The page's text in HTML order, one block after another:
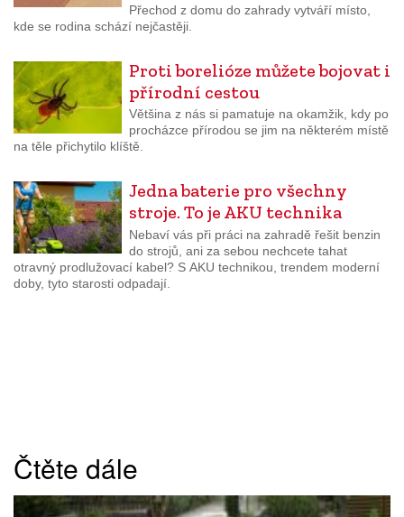
Přechod z domu do zahrady vytváří místo,
kde se rodina schází nejčastěji.
Proti borelióze můžete bojovat i
přírodní cestou
Většina z nás si pamatuje na okamžik, kdy po
procházce přírodou se jim na některém místě
na těle přichytilo klíště.
Jedna baterie pro všechny
stroje. To je AKU technika
Nebaví vás při práci na zahradě řešit benzin
do strojů, ani za sebou nechcete tahat
otravný prodlužovací kabel? S AKU technikou, trendem moderní
doby, tyto starosti odpadají.
Čtěte dále